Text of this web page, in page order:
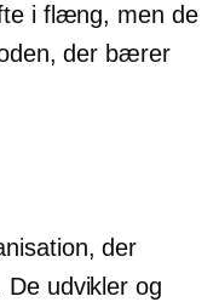
i flæng, men de
der bærer
der
De udvikler og